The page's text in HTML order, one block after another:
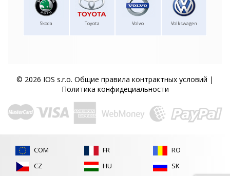
Skoda Toyota Volvo Volkswagen
© 2026 IOS s.r.o. Общие правила контрактных условий |
Политика конфидециальности
COM
CZ
FR
HU
RO
SK